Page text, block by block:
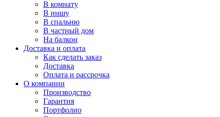
В комнату
В нишу
В спальню
В частный дом
На балкон
Доставка и оплата
Как сделать заказ
Доставка
Оплата и рассрочка
О компании
Производство
Гарантия
Портфолио